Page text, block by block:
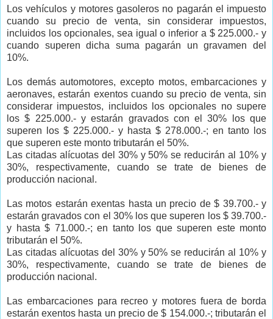
Los vehículos y motores gasoleros no pagarán el impuesto
cuando su precio de venta, sin considerar impuestos,
incluidos los opcionales, sea igual o inferior a $ 225.000.- y
cuando superen dicha suma pagarán un gravamen del
10%.
Los demás automotores, excepto motos, embarcaciones y
aeronaves, estarán exentos cuando su precio de venta, sin
considerar impuestos, incluidos los opcionales no supere
los $ 225.000.- y estarán gravados con el 30% los que
superen los $ 225.000.- y hasta $ 278.000.-; en tanto los
que superen este monto tributarán el 50%.
Las citadas alícuotas del 30% y 50% se reducirán al 10% y
30%, respectivamente, cuando se trate de bienes de
producción nacional.
Las motos estarán exentas hasta un precio de $ 39.700.- y
estarán gravados con el 30% los que superen los $ 39.700.-
y hasta $ 71.000.-; en tanto los que superen este monto
tributarán el 50%.
Las citadas alícuotas del 30% y 50% se reducirán al 10% y
30%, respectivamente, cuando se trate de bienes de
producción nacional.
Las embarcaciones para recreo y motores fuera de borda
estarán exentos hasta un precio de $ 154.000.-; tributarán el